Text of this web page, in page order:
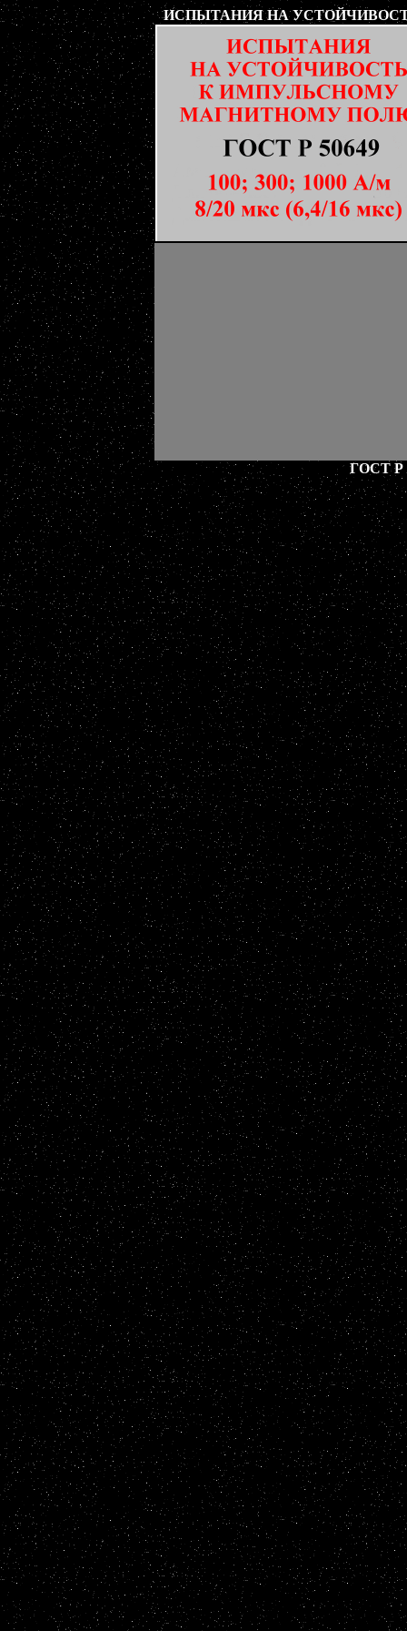
ИСПЫТАНИЯ НА
ГОСТ Р